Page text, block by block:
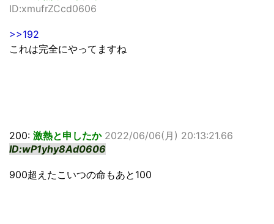
ID:xmufrZCcd0606
>>192
これは完全にやってますね
200: 激熱と申したか 2022/06/06(月) 20:13:21.66
ID:wP1yhy8Ad0606
900超えたこいつの命もあと100